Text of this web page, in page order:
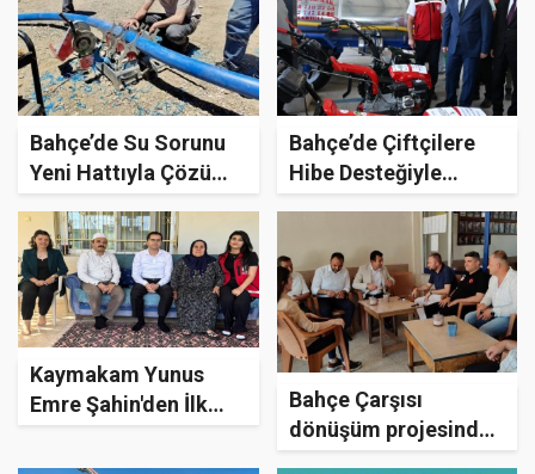
Bahçe’de Su Sorunu
Yeni Hattıyla Çözüme
Bahçe’de Çiftçilere
Hibe Desteğiyle
Kaymakam Yunus
Emre Şahin'den İlk
Ziyaret Şehit Ailesine
Bahçe Çarşısı
dönüşüm projesinde
yıkım öncesi son